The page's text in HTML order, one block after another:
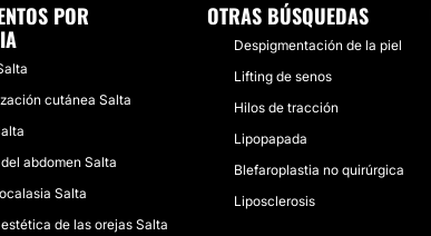
POR
cutánea Salta
abdomen Salta
Salta
de las orejas Salta
OTRAS BÚSQUEDAS
Despigmentación de la piel
Lifting de senos
Hilos de tracción
Lipopapada
Blefaroplastia no quirúrgica
Liposclerosis